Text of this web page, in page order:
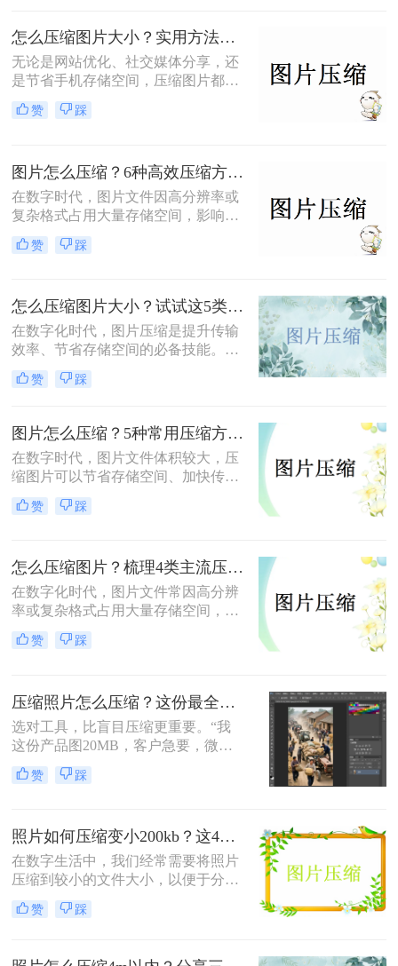
费压缩是一项不可或缺的技能。本文
将介绍两种简单易用的图片压缩方
法。
怎么压缩图片大小？实用方法分享（覆盖6种场景+参数优化+避坑技巧）！
无论是网站优化、社交媒体分享，还
是节省手机存储空间，压缩图片都是
刚需。那么怎么压缩图片大小呢？本
文从零基础小白到技术开发者，系统
赞 踩
图片怎么压缩？6种高效压缩方法分享！
在数字时代，图片文件因高分辨率或
复杂格式占用大量存储空间，影响传
输和加载速度。那么图片怎么压缩
呢？本文总结了6种高效压缩方法，
赞 踩
怎么压缩图片大小？试试这5类主流压缩方法！
在数字化时代，图片压缩是提升传输
效率、节省存储空间的必备技能。那
么怎么压缩图片大小呢？本文系统梳
理了 5 类主流压缩方法，助你高效平
赞 踩
图片怎么压缩？5种常用压缩方法详解！
在数字时代，图片文件体积较大，压
缩图片可以节省存储空间、加快传输
速度或适应社交媒体、邮件等平台的
文件大小限制。那么图片怎么压缩
赞 踩
怎么压缩图片？梳理4类主流压缩方法！
在数字化时代，图片文件常因高分辨
率或复杂格式占用大量存储空间，影
响传输和加载速度。掌握高效压缩方
法不仅能节省空间，还能提升用户体
平衡画质与体积。
赞 踩
压缩照片怎么压缩？这份最全压缩指南，小白也能轻松降80%！
选对工具，比盲目压缩更重要。“我
这份产品图20MB，客户急要，微信
死活发不出去！”一位做电商的朋友
半夜给我发来消息。这场景，想必很
赞 踩
照片如何压缩变小200kb？这4种压缩方法请务必学会！
在数字生活中，我们经常需要将照片
压缩到较小的文件大小，以便于分
享、上传或存储。那么照片如何压缩
变小200kb呢？本文将介绍四种将照
赞 踩